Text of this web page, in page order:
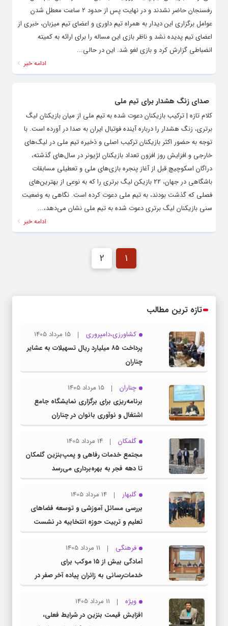
رفسنجان حاضر نشدند و در نهایت پس از حدود ۲ ساعت معطل شدن
عوامل برگزاری این دیدار به همراه تیم داوری و اعضای تیم میزبان، خبری از
اعضای تیم پدیده نشد و ناظر بازی این مساله را برای ارائه به کمیته
انضباطی گزارش کرد و بازی لغو شد. این در حالی...
ادامه خبر
صدای زنگ هشدار برای تیم ملی
کلام تازه | ترکیب بازیکنان دعوت شده به تیم ملی از میان بازیکنان لیگ
برتری، زنگ هشدار را درباره آینده فوتبال ایران به صدا در آورده است. با
توجه به حضور اکثر بازیکنان ترکیب اصلی و ذخیره تیم ملی در لیگ‌های
خارجی و افزایش روز افزون تعداد بازیکنان لژیونر در سال‌های گذشته،
دراگان اسکوچیچ قبل از آغاز پنجره بازی‌های ملی و تعطیلی مسابقات
باشگاهی در جهان، ۲۲ بازیکن لیگ برتری را که به نوعی از بهترین‌های
فصلی که گذشت بودند، به تیم ملی دعوت کرده است. نگاهی به وضعیت
سنی بازیکنان لیگ برتری دعوت شده به تیم ملی نشان می‌دهد،...
ادامه خبر
1
2
تازه ترین مطالب
کشاورزی،دامپروری
15 مرداد 1405
پرداخت ۸۵ میلیارد ریال تسهیلات به عشایر
چناران
چناران
15 مرداد 1405
برنامه‌ریزی برای برگزاری نمایشگاه جامع
اشتغال و نوآوری بانوان در چناران
گلمکان
14 مرداد 1405
مجتمع خدمات رفاهی و پمپ‌بنزین گلمکان
تا دهه فجر به بهره‌برداری می‌رسد
گلبهار
14 مرداد 1405
بررسی مسائل آموزشی و توسعه فضاهای
تعلیم و تربیت حوزه انتخابیه در نشست
مشترک عضو کمیسیون آموزش مجلس با
مدیرکل آموزش و پرورش خراسان رضوی
فرهنگی
11 مرداد 1405
آمادگی بیش از ۱۵ موکب برای
خدمات‌رسانی به زائران پیاده آخر صفر در
شهرستان چناران
ویژه
11 مرداد 1405
افزایش قیمت بنزین در شرایط فعلی،